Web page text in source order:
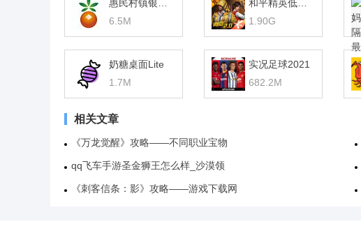
6.5M
1.90G
奶糖桌面Lite
1.7M
实况足球2021
682.2M
相关文章
《万龙觉醒》攻略——不同职业宝物
qq飞车手游圣金狮王怎么样_沙漠领
《刺客信条：影》攻略——游戏下载网